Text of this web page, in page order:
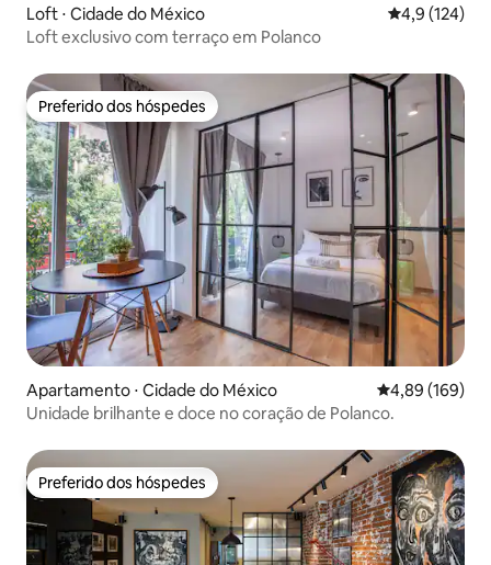
Loft ⋅ Cidade do México 4,9 de uma
4,9 (124)
Loft exclusivo com terraço em Polanco
Preferido dos hóspedes
Preferido dos hóspedes
Apartamento ⋅ Cidade do México 4,89 de uma
4,89 (169)
Unidade brilhante e doce no coração de Polanco.
Preferido dos hóspedes
Preferido dos hóspedes